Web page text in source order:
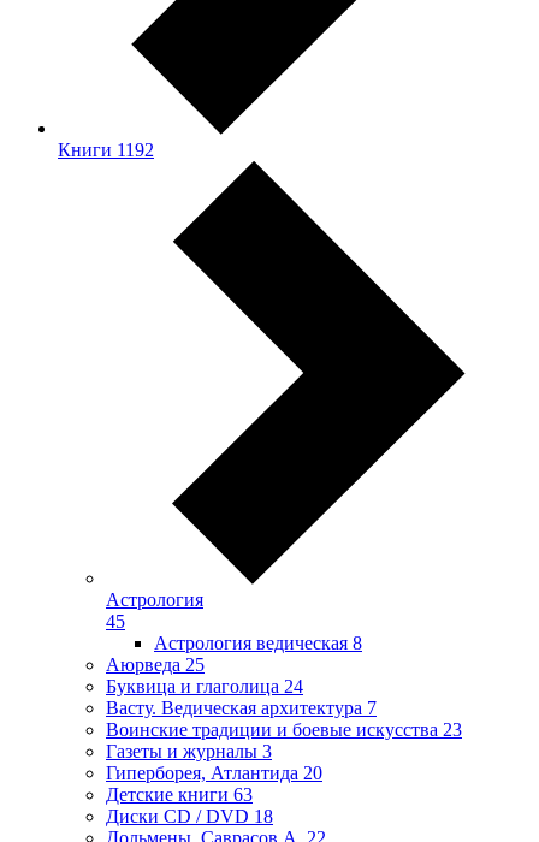
Книги 1192
Астрология
45
Астрология ведическая 8
Аюрведа 25
Буквица и глаголица 24
Васту. Ведическая архитектура 7
Воинские традиции и боевые искусства 23
Газеты и журналы 3
Гиперборея, Атлантида 20
Детские книги 63
Диски CD / DVD 18
Дольмены. Саврасов А. 22